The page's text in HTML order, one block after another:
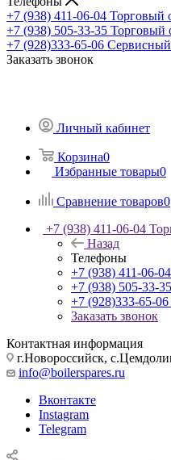
+7 (938) 411-06-04 Торговый
+7 (938) 505-33-35 Торговый
+7 (928)333-65-06 Сервисный
Заказать звонок
Личный кабинет
Корзина0
Избранные товары0
Сравнение товаров0
+7 (938) 411-06-04
Назад
Телефоны
+7 (938) 411-06-04
+7 (938) 505-33-35
+7 (928)333-65-06
Заказать звонок
Контактная информация
г.Новороссийск,
info@boilerspares.ru
Вконтакте
Instagram
Telegram